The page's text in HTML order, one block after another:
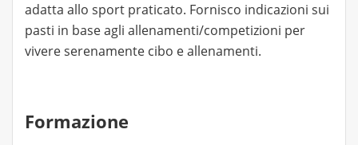
adatta allo sport praticato. Fornisco indicazioni sui
pasti in base agli allenamenti/competizioni per
vivere serenamente cibo e allenamenti.
Formazione